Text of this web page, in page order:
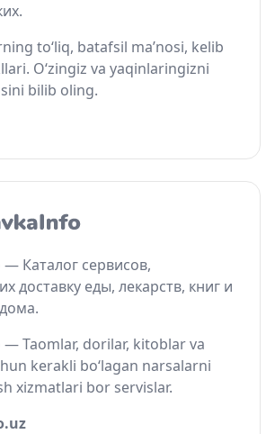
to‘liq, batafsil ma’nosi, kelib
O‘zingiz va yaqinlaringizni
bilib oling.
Каталог сервисов,
доставку еды, лекарств, книг и
Taomlar, dorilar, kitoblar va
kerakli bo‘lagan narsalarni
xizmatlari bor servislar.